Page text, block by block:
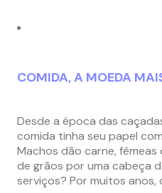
COMIDA, A MOEDA
Desde a época das
comida tinha seu papel
Machos dão carne, fêmeas
de grãos por uma cabeça
serviços? Por muitos